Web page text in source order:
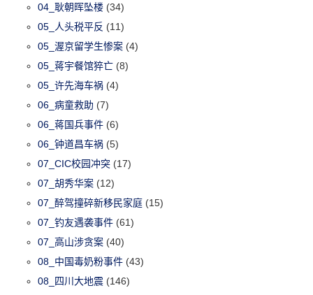
04_耿朝晖坠楼 (34)
05_人头税平反 (11)
05_渥京留学生惨案 (4)
05_蒋宇餐馆猝亡 (8)
05_许先海车祸 (4)
06_病童救助 (7)
06_蒋国兵事件 (6)
06_钟道昌车祸 (5)
07_CIC校园冲突 (17)
07_胡秀华案 (12)
07_醉驾撞碎新移民家庭 (15)
07_钓友遇袭事件 (61)
07_高山涉贪案 (40)
08_中国毒奶粉事件 (43)
08_四川大地震 (146)